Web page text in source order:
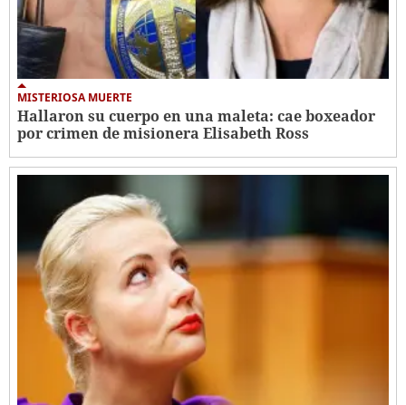
MISTERIOSA MUERTE
Hallaron su cuerpo en una maleta: cae boxeador
por crimen de misionera Elisabeth Ross